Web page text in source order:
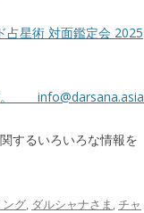
占星術 対面鑑定会 2025
。 info@darsana.asia
するいろいろな情報を
ング, ダルシャナさま ,チャ